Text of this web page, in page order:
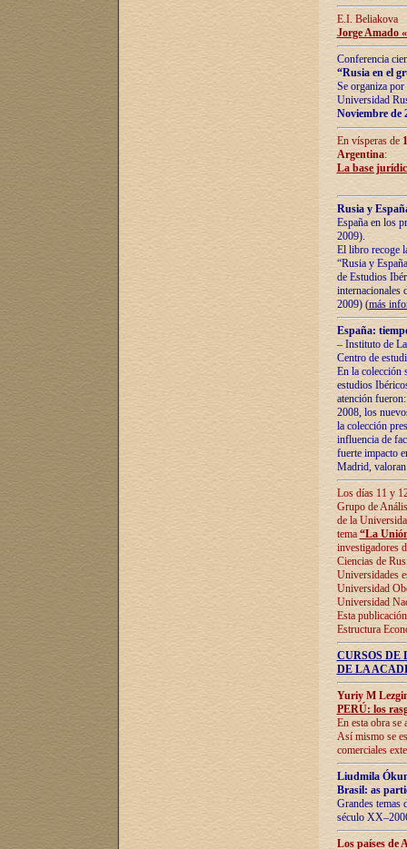
E.I. Beliakova
Jorge Amado
Conferencia
“Rusia en el
Se organiza
Universidad
Noviembre de
En vísperas de
Argentina:
La base
Rusia y
España en los
2009).
El libro recoge
“Rusia y
de Estudios
internacionales
2009) (más
España:
– Instituto de
Centro de
En la colección
estudios
atención
2008, los
la colección
influencia de
fuerte impacto
Madrid,
Los días 11 y
Grupo de
de la
tema “La
investigadores
Ciencias de
Universidades
Universidad
Universidad
Esta
Estructura
CURSOS
DE LA
Yuriy M
PERÚ: los
En esta obra se
Así mismo se
comerciales
Liudmila
Brasil: as
Grandes temas
século
Los países de